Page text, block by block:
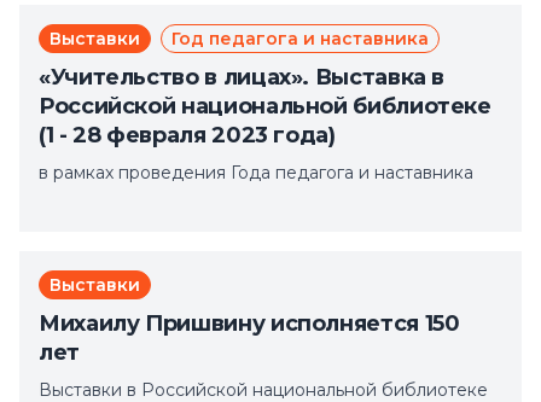
Выставки Год педагога и наставника
«Учительство в лицах». Выставка в
Российской национальной библиотеке
(1 - 28 февраля 2023 года)
в рамках проведения Года педагога и наставника
Выставки
Михаилу Пришвину исполняется 150
лет
Выставки в Российской национальной библиотеке